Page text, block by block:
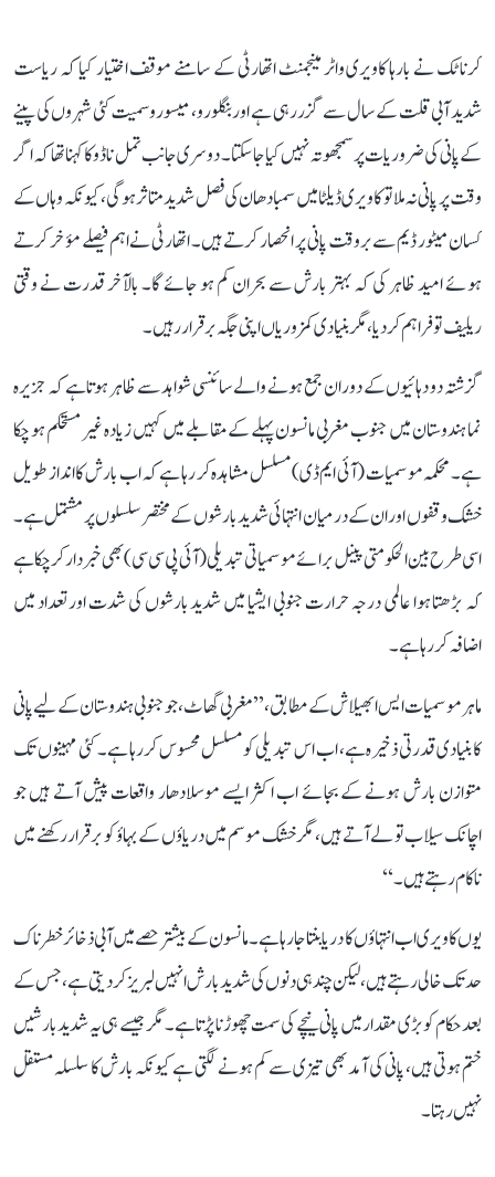
کرناٹک نے بارہا کاویری واٹر مینجمنٹ اتھارٹی کے سامنے موقف اختیار کیا کہ ریاست
شدید آبی قلت کے سال سے گزر رہی ہے اور بنگلورو، میسورو سمیت کئی شہروں کی پینے
کے پانی کی ضروریات پر سمجھوتہ نہیں کیا جا سکتا۔ دوسری جانب تمل ناڈو کا کہنا تھا کہ اگر
وقت پر پانی نہ ملا تو کاویری ڈیلٹا میں سمبا دھان کی فصل شدید متاثر ہوگی، کیونکہ وہاں کے
کسان میٹور ڈیم سے بروقت پانی پر انحصار کرتے ہیں۔ اتھارٹی نے اہم فیصلے مؤخر کرتے
ہوئے امید ظاہر کی کہ بہتر بارش سے بحران کم ہو جائے گا۔ بالآخر قدرت نے وقتی
ریلیف تو فراہم کر دیا، مگر بنیادی کمزوریاں اپنی جگہ برقرار رہیں۔
گزشتہ دو دہائیوں کے دوران جمع ہونے والے سائنسی شواہد سے ظاہر ہوتا ہے کہ جزیرہ
نما ہندوستان میں جنوب مغربی مانسون پہلے کے مقابلے میں کہیں زیادہ غیر مستحکم ہو چکا
ہے۔ محکمہ موسمیات (آئی ایم ڈی) مسلسل مشاہدہ کر رہا ہے کہ اب بارش کا انداز طویل
خشک وقفوں اور ان کے درمیان انتہائی شدید بارشوں کے مختصر سلسلوں پر مشتمل ہے۔
اسی طرح بین الحکومتی پینل برائے موسمیاتی تبدیلی (آئی پی سی سی) بھی خبردار کر چکا ہے
کہ بڑھتا ہوا عالمی درجہ حرارت جنوبی ایشیا میں شدید بارشوں کی شدت اور تعداد میں
اضافہ کر رہا ہے۔
ماہر موسمیات ایس ابھیلاش کے مطابق، ’’مغربی گھاٹ، جو جنوبی ہندوستان کے لیے پانی
کا بنیادی قدرتی ذخیرہ ہے، اب اس تبدیلی کو مسلسل محسوس کر رہا ہے۔ کئی مہینوں تک
متوازن بارش ہونے کے بجائے اب اکثر ایسے موسلادھار واقعات پیش آتے ہیں جو
اچانک سیلاب تو لے آتے ہیں، مگر خشک موسم میں دریاؤں کے بہاؤ کو برقرار رکھنے میں
ناکام رہتے ہیں۔‘‘
یوں کاویری اب انتہاؤں کا دریا بنتا جا رہا ہے۔ مانسون کے بیشتر حصے میں آبی ذخائر خطرناک
حد تک خالی رہتے ہیں، لیکن چند ہی دنوں کی شدید بارش انہیں لبریز کر دیتی ہے، جس کے
بعد حکام کو بڑی مقدار میں پانی نیچے کی سمت چھوڑنا پڑتا ہے۔ مگر جیسے ہی یہ شدید بارشیں
ختم ہوتی ہیں، پانی کی آمد بھی تیزی سے کم ہونے لگتی ہے کیونکہ بارش کا سلسلہ مستقل
نہیں رہتا۔